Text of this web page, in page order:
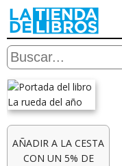
AÑADIR A LA CESTA
CON UN 5% DE